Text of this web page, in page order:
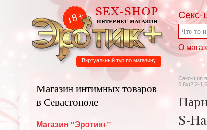
Секс-
О
Виртуальный тур по магазину
Секс-шоп
6,8х(2,2-
S-
Магазин интимных товаров
в Севастополе
Магазин "Эротик+"